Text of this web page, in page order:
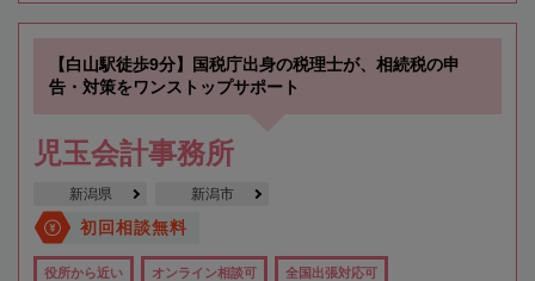
【白山駅徒歩9分】国税庁出身の税理士が、相続税の申
告・対策をワンストップサポート
児玉会計事務所
新潟県 新潟市
初回相談無料
役所から近い オンライン相談可 全国出張対応可